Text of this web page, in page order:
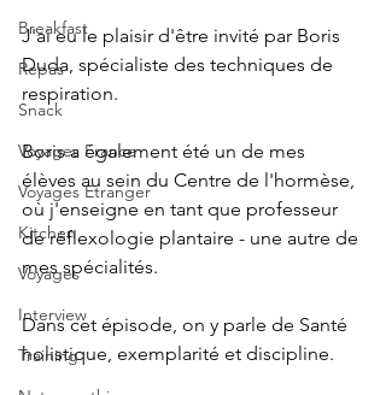
Breakfast
Repas
Snack
Voyages France
Voyages Etranger
Kitchen
Voyages
Interview
Training
J'ai eu le plaisir d'être invité par Boris
Duda, spécialiste des techniques de
respiration.
Boris a également été un de mes
élèves au sein du Centre de l'hormèse,
où j'enseigne en tant que professeur
de réflexologie plantaire - une autre de
mes spécialités.
Dans cet épisode, on y parle de Santé
holistique, exemplarité et discipline.